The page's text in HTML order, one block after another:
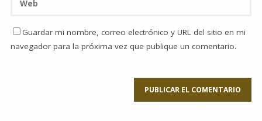
Guardar mi nombre, correo electrónico y URL del sitio en mi
navegador para la próxima vez que publique un comentario.